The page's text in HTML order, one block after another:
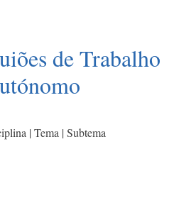
de Trabalho
| Tema | Subtema